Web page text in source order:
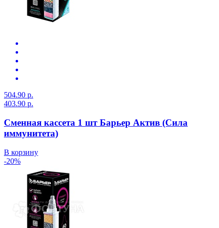
504.90 р.
403.90 р.
Сменная кассета 1 шт Барьер Актив (Сила
иммунитета)
В корзину
-20%